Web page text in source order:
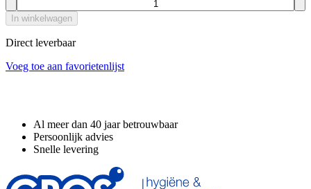
In winkelwagen
Direct leverbaar
Voeg toe aan favorietenlijst
Al meer dan 40 jaar betrouwbaar
Persoonlijk advies
Snelle levering